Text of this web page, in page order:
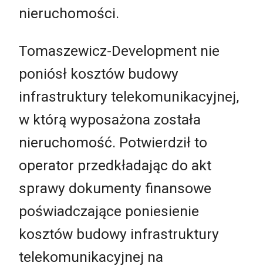
nieruchomości.
Tomaszewicz-Development nie
poniósł kosztów budowy
infrastruktury telekomunikacyjnej,
w którą wyposażona została
nieruchomość. Potwierdził to
operator przedkładając do akt
sprawy dokumenty finansowe
poświadczające poniesienie
kosztów budowy infrastruktury
telekomunikacyjnej na